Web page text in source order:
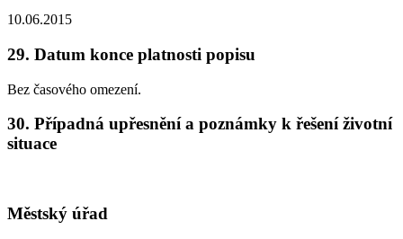
10.06.2015
29. Datum konce platnosti popisu
Bez časového omezení.
30. Případná upřesnění a poznámky k řešení životní
situace
Městský úřad